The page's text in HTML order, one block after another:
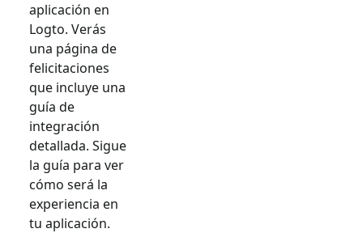
aplicación en
Logto. Verás
una página de
felicitaciones
que incluye una
guía de
integración
detallada. Sigue
la guía para ver
cómo será la
experiencia en
tu aplicación.